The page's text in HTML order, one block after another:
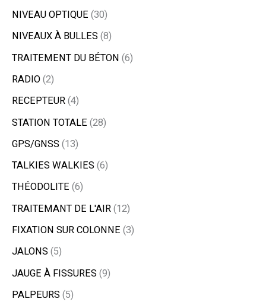
NIVEAU OPTIQUE 30
NIVEAUX À BULLES 8
TRAITEMENT DU BÉTON 6
RADIO 2
RECEPTEUR 4
STATION TOTALE 28
GPS/GNSS 13
TALKIES WALKIES 6
THÉODOLITE 6
TRAITEMANT DE L'AIR 12
FIXATION SUR COLONNE 3
JALONS 5
JAUGE À FISSURES 9
PALPEURS 5